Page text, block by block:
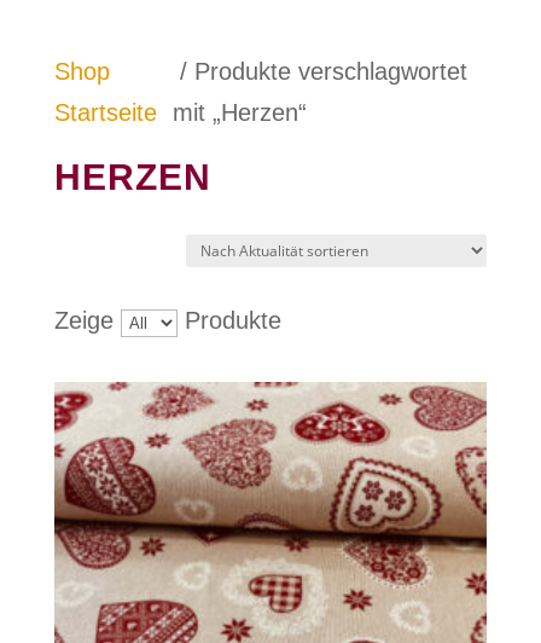
Shop
Startseite
/ Produkte verschlagwortet
mit „Herzen“
HERZEN
Zeige Produkte